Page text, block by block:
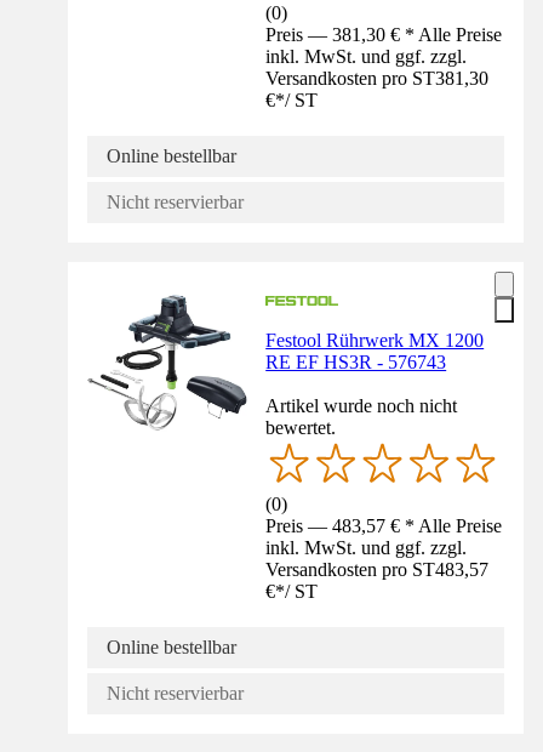
(0)
Preis — 381,30 € * Alle Preise
inkl. MwSt. und ggf. zzgl.
Versandkosten pro ST381,30
€*/ ST
Online bestellbar
Nicht reservierbar
Festool Rührwerk MX 1200
RE EF HS3R - 576743
Artikel wurde noch nicht
bewertet.
(0)
Preis — 483,57 € * Alle Preise
inkl. MwSt. und ggf. zzgl.
Versandkosten pro ST483,57
€*/ ST
Online bestellbar
Nicht reservierbar